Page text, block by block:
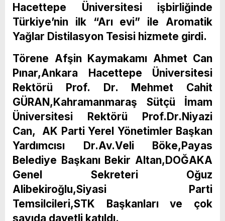
Hacettepe Üniversitesi işbirliğinde
Türkiye’nin ilk “Arı evi” ile Aromatik
Yağlar Distilasyon Tesisi hizmete girdi.
Törene Afşin Kaymakamı Ahmet Can
Pınar,Ankara Hacettepe Üniversitesi
Rektörü Prof. Dr. Mehmet Cahit
GÜRAN,Kahramanmaraş Sütçü İmam
Üniversitesi Rektörü Prof.Dr.Niyazi
Can, AK Parti Yerel Yönetimler Başkan
Yardımcısı Dr.Av.Veli Böke,Payas
Belediye Başkanı Bekir Altan,DOĞAKA
Genel Sekreteri Oğuz
Alibekiroğlu,Siyasi Parti
Temsilcileri,STK Başkanları ve çok
sayıda davetli katıldı.